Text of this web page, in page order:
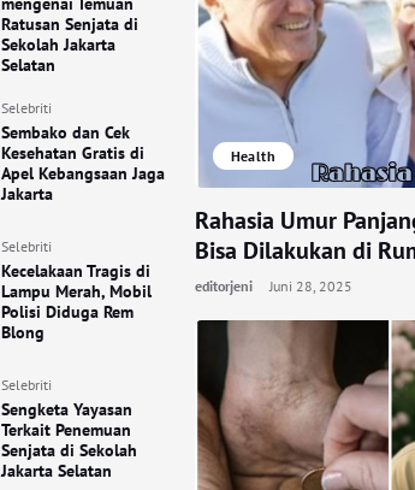
Ratusan Senjata di
Sekolah Jakarta
Selatan
Selebriti
Sembako dan Cek
Kesehatan Gratis di
Apel Kebangsaan Jaga
Jakarta
Selebriti
Kecelakaan Tragis di
Lampu Merah, Mobil
Polisi Diduga Rem
Blong
Selebriti
Sengketa Yayasan
Terkait Penemuan
Senjata di Sekolah
Jakarta Selatan
Health
Rahasia Umur
Bisa Dilakukan di
editorjeni Juni 28, 2025